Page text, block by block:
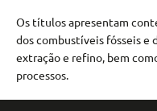
Os títulos apresentam
dos combustíveis fósseis e
extração e refino, bem
processos.